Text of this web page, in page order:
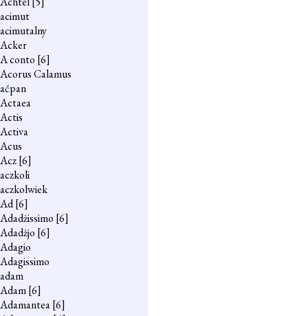
acimut
acimutalny
Acker
A conto [6]
Acorus Calamus
aćpan
Actaea
Actis
Activa
Acus
Acz[6]
aczkoli
aczkolwiek
Ad[6]
Adadżissimo [6]
Adadżjo [6]
Adagio
Adagissimo
adam
Adam[6]
Adamantea[6]